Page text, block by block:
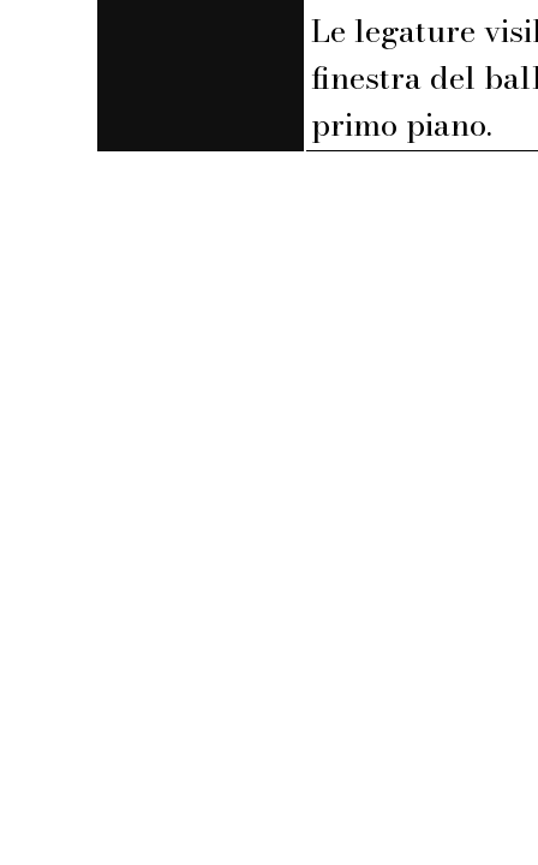
Le legature
finestra del
primo piano.